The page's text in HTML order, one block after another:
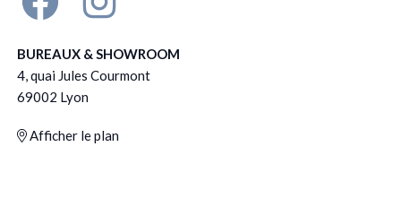
BUREAUX & SHOWROOM
4, quai Jules Courmont
69002 Lyon
Afficher le plan